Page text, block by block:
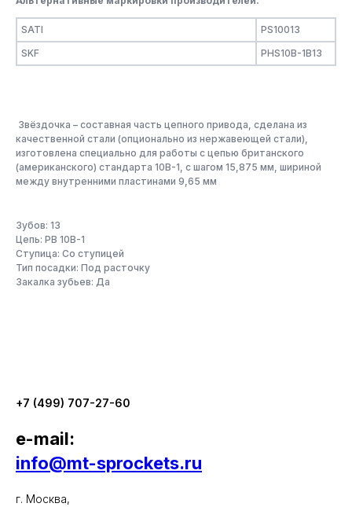
SATI
PS10013
SKF
PHS10B-1B13
Звёздочка – составная часть цепного привода, сделана из
качественной стали (опционально из нержавеющей стали),
изготовлена специально для работы с цепью британского
(американского) стандарта 10B-1, с шагом 15,875 мм, шириной
между внутренними пластинами 9,65 мм
Зубов: 13
Цепь: PB 10B-1
Ступица: Со ступицей
Тип посадки: Под расточку
Закалка зубьев: Да
+7 (499) 707-27-60
e-mail:
info@mt-sprockets.ru
г. Москва,